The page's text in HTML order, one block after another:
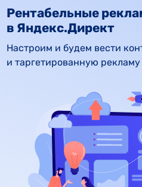
Рентабельные
в Яндекс.Директ
Настроим и будем вести
и таргетированную